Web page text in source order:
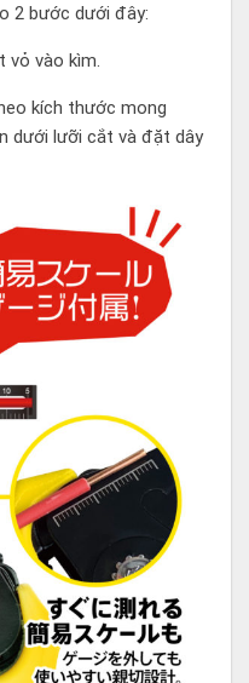
2 bước dưới đây:
vào kìm.
kích thước mong
dưới lưỡi cắt và đặt dây